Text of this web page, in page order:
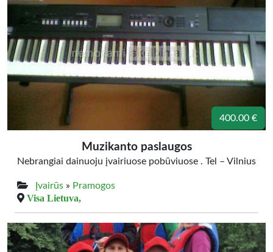
400.00 €
Muzikanto paslaugos
Nebrangiai dainuoju įvairiuose pobūviuose . Tel – Vilnius
Įvairūs » Pramogos
Visa Lietuva,